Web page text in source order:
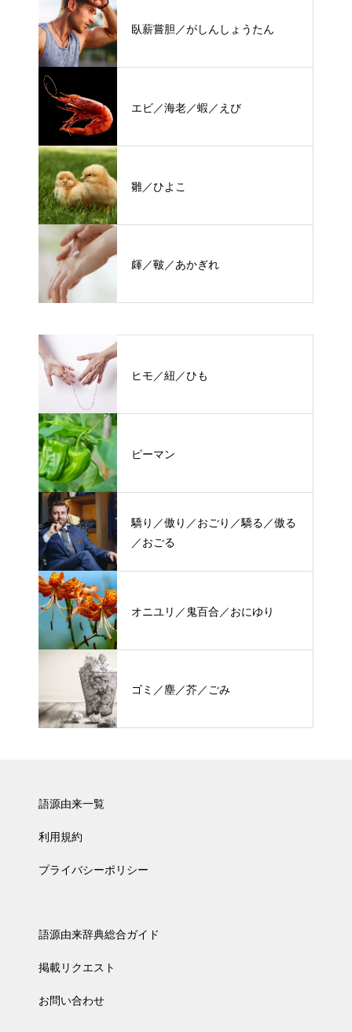
臥薪嘗胆／がしんしょうたん
エビ／海老／蝦／えび
雛／ひよこ
皹／皸／あかぎれ
ヒモ／紐／ひも
ピーマン
驕り／傲り／おごり／驕る／傲る
／おごる
オニユリ／鬼百合／おにゆり
ゴミ／塵／芥／ごみ
語源由来一覧
利用規約
プライバシーポリシー
語源由来辞典総合ガイド
掲載リクエスト
お問い合わせ